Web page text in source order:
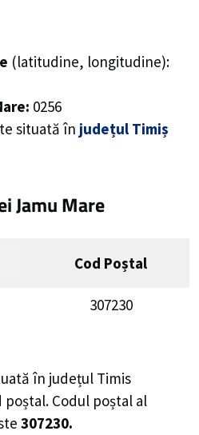
(latitudine, longitudine):
0256
situată în județul Timiș
Jamu Mare
Cod Poștal
307230
în județul Timis
Codul poștal al
307230.